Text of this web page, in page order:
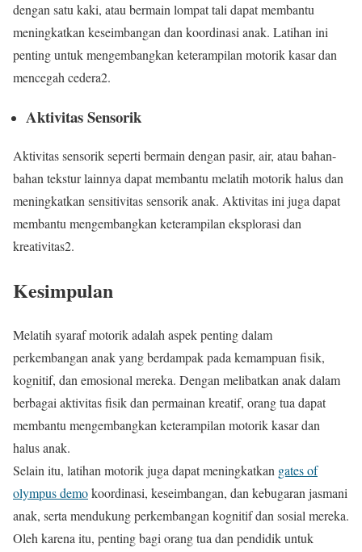
dengan satu kaki, atau bermain lompat tali dapat membantu
meningkatkan keseimbangan dan koordinasi anak. Latihan ini
penting untuk mengembangkan keterampilan motorik kasar dan
mencegah cedera2.
Aktivitas Sensorik
Aktivitas sensorik seperti bermain dengan pasir, air, atau bahan-
bahan tekstur lainnya dapat membantu melatih motorik halus dan
meningkatkan sensitivitas sensorik anak. Aktivitas ini juga dapat
membantu mengembangkan keterampilan eksplorasi dan
kreativitas2.
Kesimpulan
Melatih syaraf motorik adalah aspek penting dalam
perkembangan anak yang berdampak pada kemampuan fisik,
kognitif, dan emosional mereka. Dengan melibatkan anak dalam
berbagai aktivitas fisik dan permainan kreatif, orang tua dapat
membantu mengembangkan keterampilan motorik kasar dan
halus anak.
Selain itu, latihan motorik juga dapat meningkatkan gates of
olympus demokoordinasi, keseimbangan, dan kebugaran jasmani
anak, serta mendukung perkembangan kognitif dan sosial mereka.
Oleh karena itu, penting bagi orang tua dan pendidik untuk